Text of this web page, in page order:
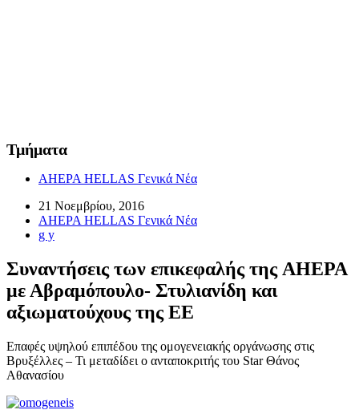
Τμήματα
AHEPA HELLAS Γενικά Νέα
21 Νοεμβρίου, 2016
AHEPA HELLAS Γενικά Νέα
g y
Συναντήσεις των επικεφαλής της AHEPA
με Αβραμόπουλο- Στυλιανίδη και
αξιωματούχους της ΕΕ
Επαφές υψηλού επιπέδου της ομογενειακής οργάνωσης στις
Βρυξέλλες – Τι μεταδίδει ο ανταποκριτής του Star Θάνος
Αθανασίου